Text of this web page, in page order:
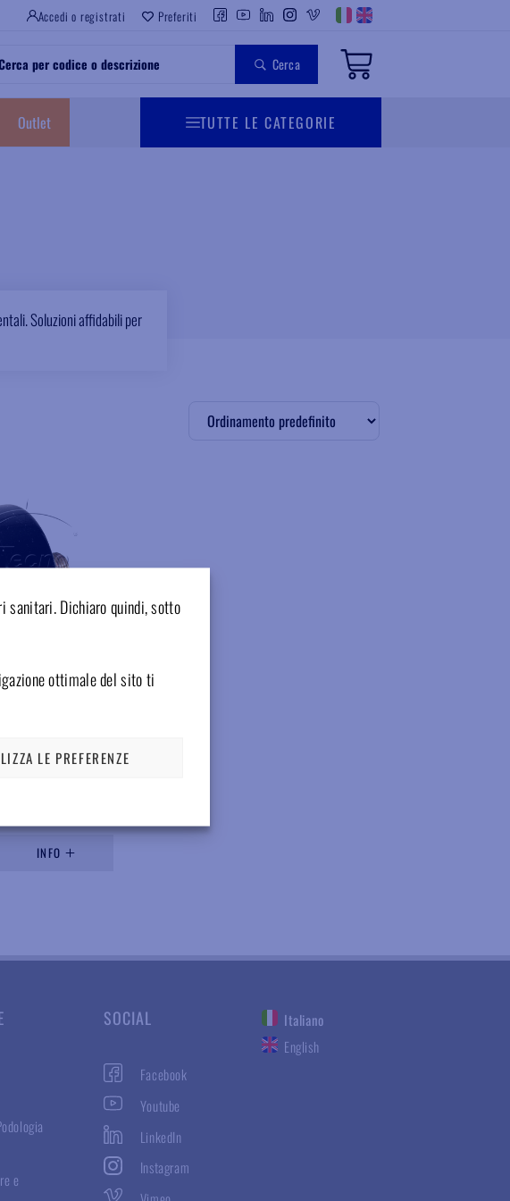
sanitari. Dichiaro quindi, sotto
ottimale del sito ti
LE PREFERENZE
Accedi o registrati Preferiti
Cerca
Outlet TUTTE LE CATEGORIE
Soluzioni affidabili per
Manometro circolare 0-12 bar, corpo in ABS
INFO
e
SOCIAL
Facebook
Youtube
LinkedIn
Instagram
Italiano
English